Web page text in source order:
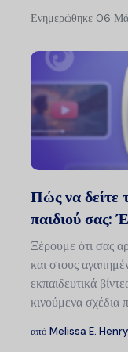
Ενημερώθηκε 06
Πώς να δείτε
παιδιού σας:
Ξέρουμε ότι σας
και στους
εκπαιδευτικά
κινούμενα σχέδια
από Melissa E. Henry